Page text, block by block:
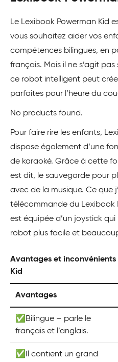
Le Lexibook Powerman Kid
vous souhaitez aider vos
compétences bilingues, en
français. Mais il ne s’agit
ce robot intelligent peut
parfaites pour l’heure du
No products found.
Pour faire rire les enfants,
dispose également d’une
de karaoké. Grâce à cette
est dit, le sauvegarde pour
avec de la musique. Ce que
télécommande du Lexibook
est équipée d’un joystick
robot plus facile et
Avantages et inconvénients
Kid
Avantages
✅Bilingue – parle le
français et l’anglais.
✅Il contient un grand